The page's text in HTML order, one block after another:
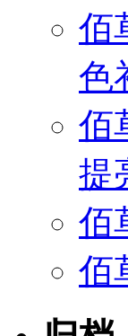
佰
色
佰
提
佰
佰